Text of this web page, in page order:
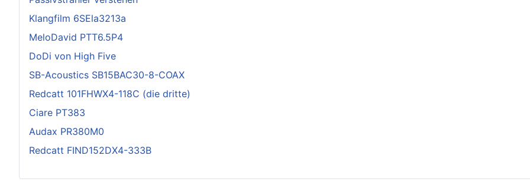
Klangfilm 6SEla3213a
MeloDavid PTT6.5P4
DoDi von High Five
SB-Acoustics SB15BAC30-8-COAX
Redcatt 101FHWX4-118C (die dritte)
Ciare PT383
Audax PR380M0
Redcatt FIND152DX4-333B